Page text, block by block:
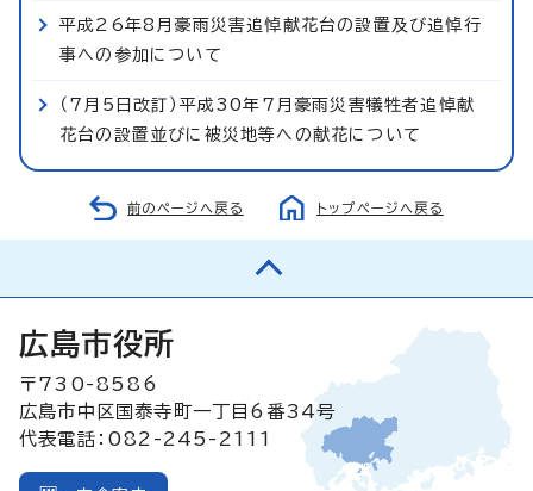
平成26年8月豪雨災害追悼献花台の設置及び追悼行
事への参加について
（7月5日改訂）平成30年7月豪雨災害犠牲者追悼献
花台の設置並びに被災地等への献花について
前のページへ戻る トップページへ戻る
広島市役所
〒730-8586
広島市中区国泰寺町一丁目6番34号
代表電話：082-245-2111